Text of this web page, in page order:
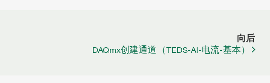
向后
DAQmx创建通道（TEDS-AI-电流-基本）